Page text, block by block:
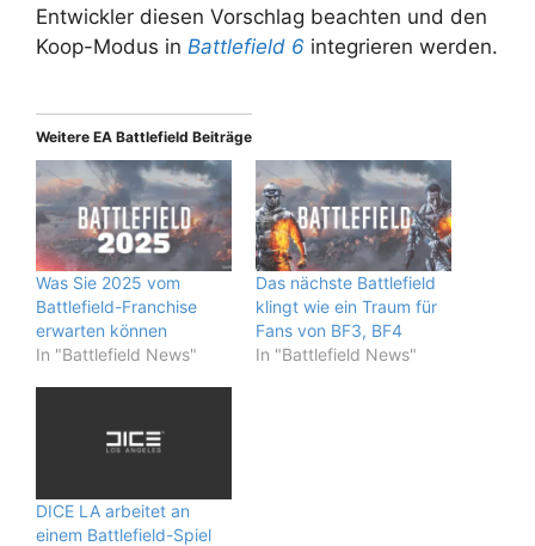
Entwickler diesen Vorschlag beachten und den
Koop-Modus in Battlefield 6 integrieren werden.
Weitere EA Battlefield Beiträge
Was Sie 2025 vom
Battlefield-Franchise
erwarten können
In "Battlefield News"
Das nächste Battlefield
klingt wie ein Traum für
Fans von BF3, BF4
In "Battlefield News"
DICE LA arbeitet an
einem Battlefield-Spiel